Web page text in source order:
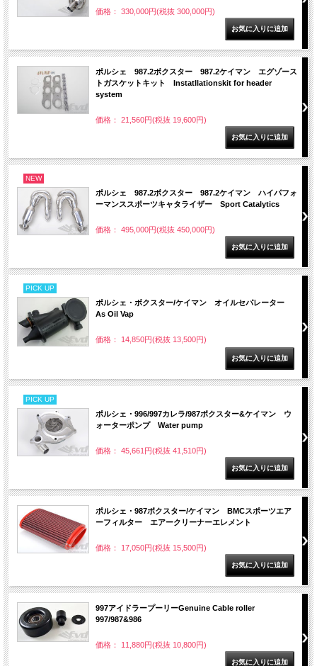
価格： 330,000円(税抜 300,000円)
ポルシェ 987.2ボクスター 987.2ケイマン エグゾース
トガスケットキット Instatllationskit for header
system
価格： 21,560円(税抜 19,600円)
NEW
ポルシェ 987.2ボクスター 987.2ケイマン ハイパフォ
ーマンススポーツキャタライザー Sport Catalytics
価格： 495,000円(税抜 450,000円)
PICK UP
ポルシェ・ボクスター/ケイマン オイルセパレーター
As Oil Vap
価格： 14,850円(税抜 13,500円)
PICK UP
ポルシェ・996/997カレラ/987ボクスター&ケイマン ウ
ォーターポンプ Water pump
価格： 45,661円(税抜 41,510円)
ポルシェ・987ボクスター/ケイマン BMCスポーツエア
ーフィルター エアークリーナーエレメント
価格： 17,050円(税抜 15,500円)
997アイドラープーリーGenuine Cable roller
997/987&986
価格： 11,880円(税抜 10,800円)